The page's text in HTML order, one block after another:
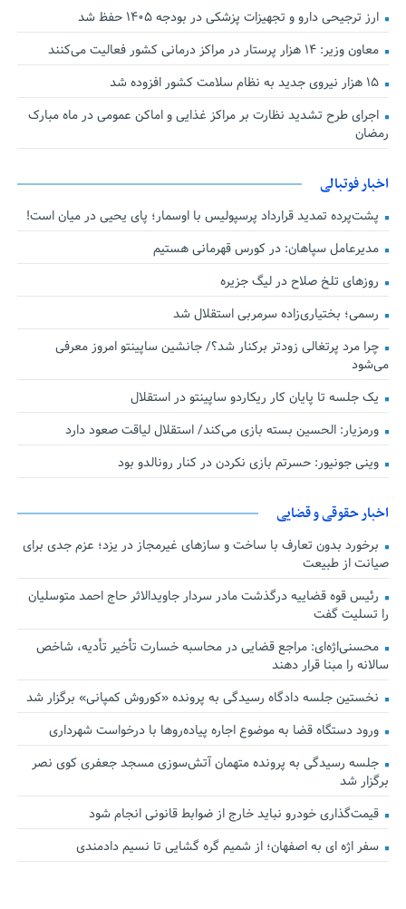
ارز ترجیحی دارو و تجهیزات پزشکی در بودجه ۱۴۰۵ حفظ شد
معاون وزیر: ۱۴ هزار پرستار در مراکز درمانی کشور فعالیت می‌کنند
۱۵ هزار نیروی جدید به نظام سلامت کشور افزوده شد
اجرای طرح تشدید نظارت بر مراکز غذایی و اماکن عمومی در ماه مبارک
رمضان
اخبار فوتبالی
پشت‌پرده تمدید قرارداد پرسپولیس با اوسمار؛ پای یحیی در میان است!
مدیرعامل سپاهان: در کورس قهرمانی هستیم
روزهای تلخ صلاح در لیگ جزیره
رسمی؛ بختیاری‌زاده سرمربی استقلال شد
چرا مرد پرتغالی زودتر برکنار شد؟/ جانشین ساپینتو امروز معرفی
می‌شود
یک جلسه تا پایان کار ریکاردو ساپینتو در استقلال
ورمزیار: الحسین بسته بازی می‌کند/ استقلال لیاقت صعود دارد
وینی جونیور: حسرتم بازی نکردن در کنار رونالدو بود
اخبار حقوقی و قضایی
برخورد بدون تعارف با ساخت‌ و سازهای غیرمجاز در یزد؛ عزم جدی برای
صیانت از طبیعت
رئیس قوه قضاییه درگذشت مادر سردار جاویدالاثر حاج احمد متوسلیان
را تسلیت گفت
محسنی‌اژه‌ای: مراجع قضایی در محاسبه خسارت تأخیر تأدیه، شاخص
سالانه را مبنا قرار دهند
نخستین جلسه دادگاه رسیدگی به پرونده «کوروش کمپانی» برگزار شد
ورود دستگاه قضا به موضوع اجاره پیاده‌روها با درخواست شهرداری
جلسه رسیدگی به پرونده متهمان آتش‌سوزی مسجد جعفری کوی نصر
برگزار شد
قیمت‌گذاری خودرو نباید خارج از ضوابط قانونی انجام شود
سفر اژه ای به اصفهان؛ از شمیم گره گشایی تا نسیم دادمندی